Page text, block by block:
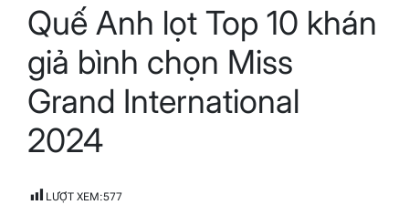
read
time
Quế Anh lọt Top 10 khán
giả bình chọn Miss
Grand International
2024
LƯỢT XEM:577